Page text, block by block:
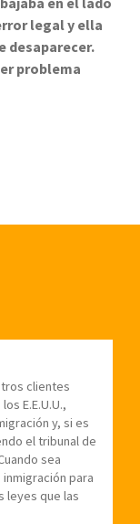
legal y ella
desaparecer.
problema
clientes
E.E.U.U.,
y, si es
el tribunal de
sea
para
leyes que las